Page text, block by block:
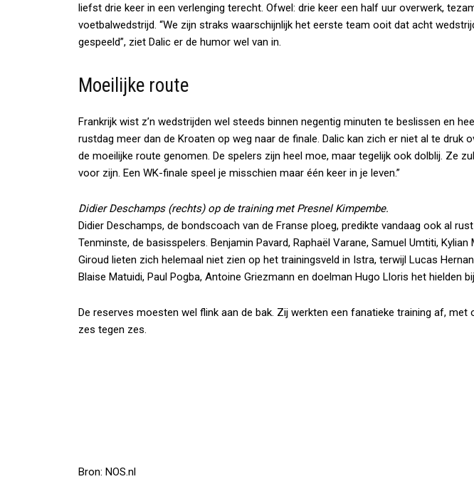
liefst drie keer in een verlenging terecht. Ofwel: drie keer een half uur overwerk,
voetbalwedstrijd. “We zijn straks waarschijnlijk het eerste team ooit dat acht
gespeeld”, ziet Dalic er de humor wel van in.
Moeilijke route
Frankrijk wist z’n wedstrijden wel steeds binnen negentig minuten te beslissen en
rustdag meer dan de Kroaten op weg naar de finale. Dalic kan zich er niet al te druk
de moeilijke route genomen. De spelers zijn heel moe, maar tegelijk ook dolblij. Ze
voor zijn. Een WK-finale speel je misschien maar één keer in je leven.”
Didier Deschamps (rechts) op de training met Presnel Kimpembe.
Didier Deschamps, de bondscoach van de Franse ploeg, predikte vandaag ook al
Tenminste, de basisspelers. Benjamin Pavard, Raphaël Varane, Samuel Umtiti, Kylian
Giroud lieten zich helemaal niet zien op het trainingsveld in Istra, terwijl Lucas
Blaise Matuidi, Paul Pogba, Antoine Griezmann en doelman Hugo Lloris het hielden
De reserves moesten wel flink aan de bak. Zij werkten een fanatieke training af, met
zes tegen zes.
Bron: NOS.nl